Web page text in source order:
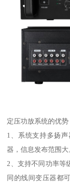
定压功放系统的优势
1、系统支持多扬
器，信息发布范围大
2、支持不同功率等
同的线间变压器都